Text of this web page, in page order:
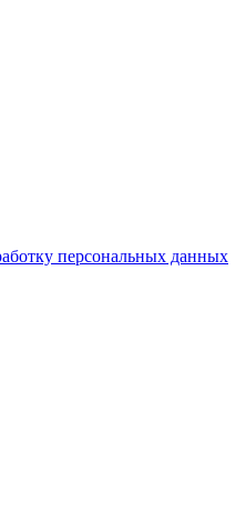
персональных данных